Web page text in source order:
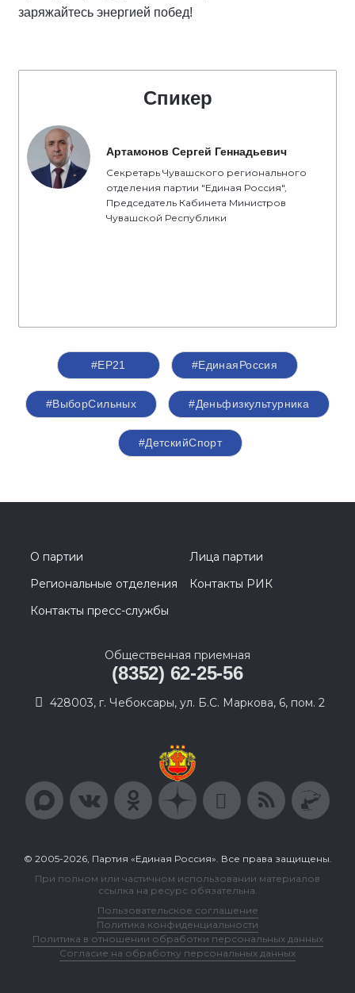
заряжайтесь энергией побед!
Спикер
Артамонов Сергей Геннадьевич
Секретарь Чувашского регионального
отделения партии "Единая Россия",
Председатель Кабинета Министров
Чувашской Республики
#ЕР21 #ЕдинаяРоссия
#ВыборСильных #Деньфизкультурника
#ДетскийСпорт
О партии
Лица партии
Региональные отделения
Контакты РИК
Контакты пресс-службы
Общественная приемная
(8352) 62-25-56
428003, г. Чебоксары, ул. Б.С. Маркова, 6, пом. 2
© 2005-2026, Партия «Единая Россия». Все права защищены.
При полном или частичном использовании материалов
ссылка на ресурс обязательна.
Пользовательское соглашение
Политика конфиденциальности
Политика в отношении обработки персональных данных
Согласие на обработку персональных данных